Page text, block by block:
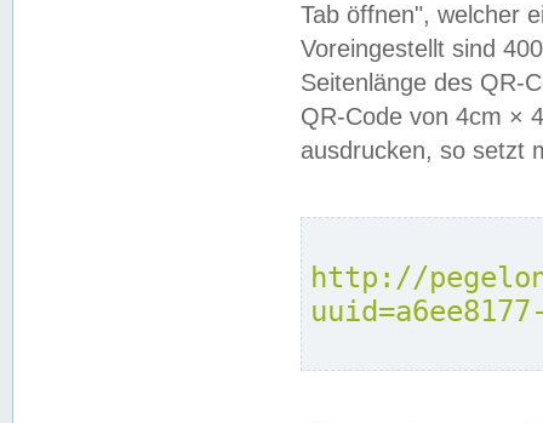
Tab öffnen", welcher
Voreingestellt sind
Seitenlänge des QR-
QR-Code von 4cm ×
ausdrucken, so setzt
http://